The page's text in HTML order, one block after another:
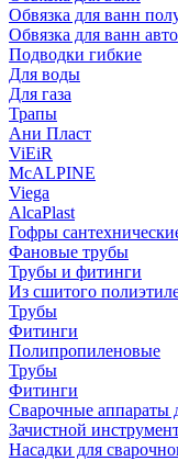
Обвязка для ванн
Обвязка для ванн
Подводки гибкие
Для воды
Для газа
Трапы
Ани Пласт
ViEiR
McALPINE
Viega
AlcaPlast
Гофры
Фановые трубы
Трубы и фитинги
Из сшитого
Трубы
Фитинги
Полипропиленовые
Трубы
Фитинги
Сварочные аппараты
Зачистной
Насадки для